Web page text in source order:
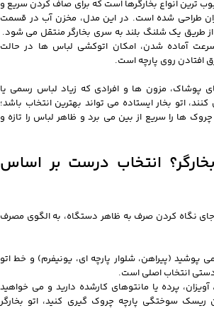
ترین انواع بخارگرها است که برای صاف کردن سریع و
طراحی شده است. در این مدل، مخزن آب در قسمت
از طریق یک شلنگ بلند به سری بخارگر منتقل می شود.
آماده شدن، امکان اتوکشی لباس ها در حالت
افتادن روی پارچه است.
پوشاک، مزون ها و افرادی که زیاد لباس رسمی یا
اتو بخار ایستاده می تواند بهترین انتخاب باشد؛
چروک ها را سریع از بین می برد و ظاهر لباس را تازه و
بخارگر؟ انتخاب درست بر اساس
جای نگاه کردن صرف به ظاهر دستگاه، به الگوی مصرف
پوشید (پیراهن، شلوار پارچه ای، یونیفرم) و خط اتو
دستی انتخاب اصلی است.
پرده یا مانتوهای کارشده دارید و می خواهید
ریسک سوختگی پارچه چروک گیری کنید، اتو بخارگر